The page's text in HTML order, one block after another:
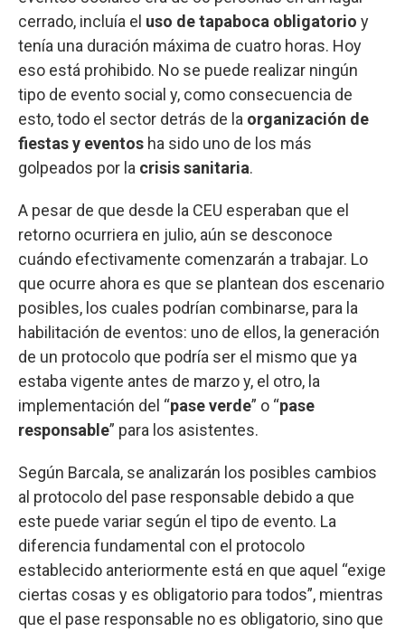
cerrado, incluía el uso de tapaboca obligatorio y
tenía una duración máxima de cuatro horas. Hoy
eso está prohibido. No se puede realizar ningún
tipo de evento social y, como consecuencia de
esto, todo el sector detrás de la organización de
fiestas y eventos ha sido uno de los más
golpeados por la crisis sanitaria.
A pesar de que desde la CEU esperaban que el
retorno ocurriera en julio, aún se desconoce
cuándo efectivamente comenzarán a trabajar. Lo
que ocurre ahora es que se plantean dos escenario
posibles, los cuales podrían combinarse, para la
habilitación de eventos: uno de ellos, la generación
de un protocolo que podría ser el mismo que ya
estaba vigente antes de marzo y, el otro, la
implementación del “pase verde” o “pase
responsable” para los asistentes.
Según Barcala, se analizarán los posibles cambios
al protocolo del pase responsable debido a que
este puede variar según el tipo de evento. La
diferencia fundamental con el protocolo
establecido anteriormente está en que aquel “exige
ciertas cosas y es obligatorio para todos”, mientras
que el pase responsable no es obligatorio, sino que